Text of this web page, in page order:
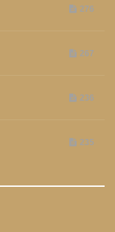
276
267
236
235